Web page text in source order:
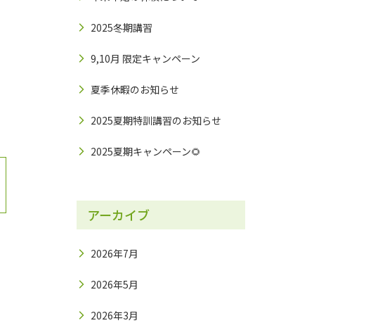
2025冬期講習
9,10月 限定キャンペーン
夏季休暇のお知らせ
2025夏期特訓講習のお知らせ
2025夏期キャンペーン🌻
アーカイブ
2026年7月
2026年5月
2026年3月